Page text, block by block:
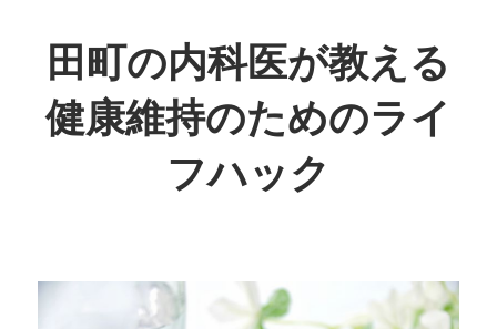
ン
テ
ン
ツ
田町の内科医が教える
健康維持のためのライ
フハック
生